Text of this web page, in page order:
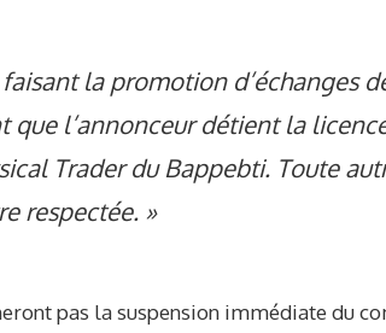
la promotion d’échanges
que l’annonceur détient la
Trader du Bappebti. Toute
respectée. »
pas la suspension immédiate du